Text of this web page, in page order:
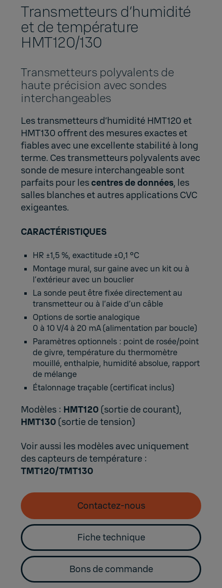
Transmetteurs d’humidité
et de température
HMT120/130
Transmetteurs polyvalents de
haute précision avec sondes
interchangeables
Les transmetteurs d’humidité HMT120 et
HMT130 offrent des mesures exactes et
fiables avec une excellente stabilité à long
terme. Ces transmetteurs polyvalents avec
sonde de mesure interchangeable sont
parfaits pour lescentres de données, les
salles blanches et autres applications CVC
exigeantes.
CARACTÉRISTIQUES
HR ±1,5 %, exactitude ±0,1 °C
Montage mural, sur gaine avec un kit ou à
l’extérieur avec un bouclier
La sonde peut être fixée directement au
transmetteur ou à l’aide d’un câble
Options de sortie analogique
0 à 10 V/4 à 20 mA (alimentation par boucle)
Paramètres optionnels : point de rosée/point
de givre, température du thermomètre
mouillé, enthalpie, humidité absolue, rapport
de mélange
Étalonnage traçable (certificat inclus)
Modèles : HMT120 (sortie de courant),
HMT130 (sortie de tension)
Voir aussi les modèles avec uniquement
des capteurs de température :
TMT120/TMT130
Contactez-nous
Fiche technique
Bons de commande